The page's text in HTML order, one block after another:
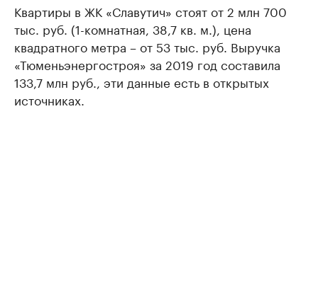
Квартиры в ЖК «Славутич» стоят от 2 млн 700
тыс. руб. (1-комнатная, 38,7 кв. м.), цена
квадратного метра – от 53 тыс. руб. Выручка
«Тюменьэнергостроя» за 2019 год составила
133,7 млн руб., эти данные есть в открытых
источниках.